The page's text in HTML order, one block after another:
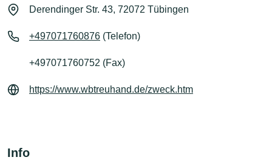
Derendinger Str. 43, 72072 Tübingen
+497071760876 (Telefon)
+497071760752 (Fax)
https://www.wbtreuhand.de/zweck.htm
Info